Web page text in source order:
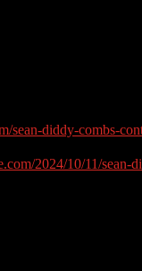
sean-diddy-combs-
2024/10/11/sean-